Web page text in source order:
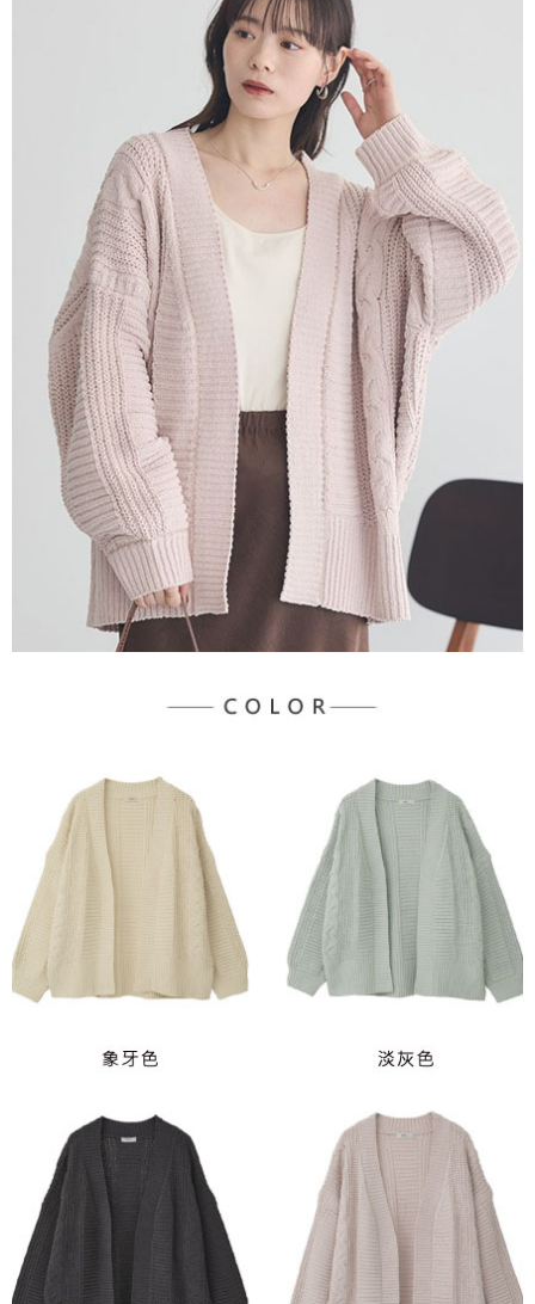
1.分期款項不併入電信帳單，「大哥付你分期」於每月結算日後寄送繳費提
2.透過簡訊連結打開帳單後，可選擇「超商條碼／台灣大直營門市／銀行轉
帳／街口支付／iPASS MONEY」等通路繳費。
1.本服務係由「台灣大哥大股份有限公司」（以下簡稱本公司）所提供，讓
用戶於交易時，得透過本服務購買商品或服務，並由商店將買賣／分期付款
買賣價金債權讓與本公司後，依約使用本公司帳單繳交帳款。
2.基於同意付款使用「大哥付你分期」之契約關係目的，商店將以您的個人
資料（包含姓名、電話或地址）提供予台灣大哥大進項蒐集、處理及利用，
由本公司與您本人進行分期帳單所需資料之確認、核對及更正。
3.完整用戶服務條款，請詳閱以下連結：
https://oppay.tw/userRule
【「AFTEE先享後付」結帳流程】
１．於結帳方式選擇「AFTEE先享後付」後，將跳轉至「AFTEE先享後付」
結帳頁面，進行簡訊認證並確認金額後，即可完成結帳。
２．訂單成立數日內，您將收到繳費通知簡訊。
３．收到繳費通知簡訊後14天內，點擊此簡訊中的連結，可透過四大超商／
ATM／網路銀行／等多元方式進行付款，方視為交易完成。
※ 請注意：結帳手續完成當下不需立刻繳費，但若您需要取消訂單，請聯絡
購買商品的店家。未經商家同意取消之訂單仍視為有效，需透過AFTEE先享
後付繳納相關費用。
※ 交易是否成功請以「AFTEE先享後付 」之結帳頁面顯示為準，若有關於
是否繳費成功／繳費後需取消欲退款等相關疑問，請聯繫「AFTEE先享後付
客戶支援中心」https://netprotections.freshdesk.com/support/home
【注意事項】
１．透過由恩沛科技股份有限公司提供之「AFTEE先享後付」服務完成之交
易，需依本服務之必要範圍內提供個人資料，並將交易相關給付款項請求債
權轉讓予恩沛科技股份有限公司。
２．關於個人資料處理事宜，請瀏覽以下網址：
https://aftee.tw/terms/#terms3
３．未成年的使用者請事先徵得法定代理人或監護人之同意方可使用
「AFTEE先享後付」，若未經同意申辦者引起之損失，本公司不負相關責
４．使用「AFTEE先享後付」時，將依據個別帳號之用戶狀況，依本公司即
時審查核予不同之上限額度；若仍有額度不足之情形，本公司將視審查結果
請求用戶進行身份認證。
５．嚴禁一人註冊多個帳號或使用他人資訊註冊。若發現惡意使用之情形，
恩沛科技股份有限公司將有權停止該用戶之使用額度並採取法律行動。
每筆NT$60，滿NT$388(含以上)免運費
每筆NT$60，滿NT$388(含以上)免運費
萊爾富取貨付款
每筆NT$60，滿NT$888(含以上)免運費
萊爾富純取貨
每筆NT$60，滿NT$888(含以上)免運費
7-11取貨付款
每筆NT$60，滿NT$888(含以上)免運費
7-11純取貨
每筆NT$60，滿NT$888(含以上)免運費
每筆NT$90，滿NT$888(含以上)免運費